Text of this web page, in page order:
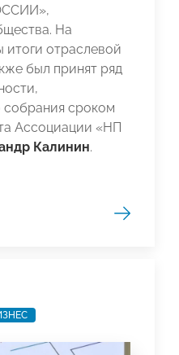
На
отраслевой
был принят ряд
сроком
Ассоциации «НП
Калинин.